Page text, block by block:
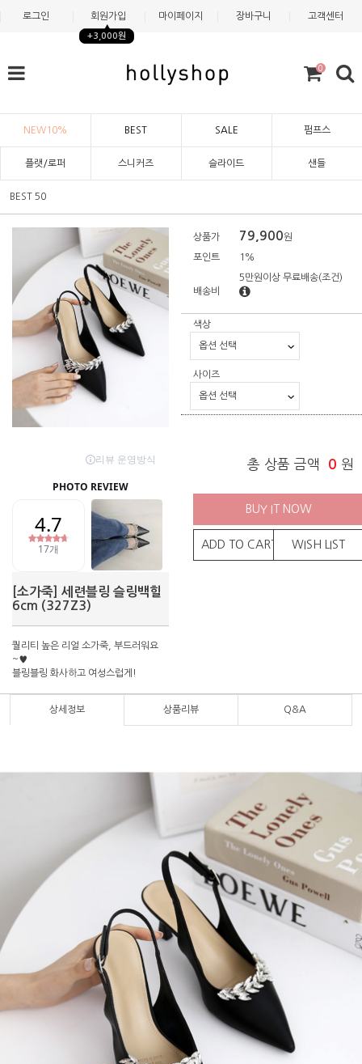
로그인 회원가입
+3,000원
마이페이지 장바구니 고객센터
0
NEW10% BEST SALE 펌프스
플랫/로퍼 스니커즈 슬라이드 샌들
BEST 50
[소가죽] 세련블링 슬링백힐
6cm (327Z3)
퀄리티 높은 리얼 소가죽, 부드러워요
~♥
블링블링 화사하고 여성스럽게!
상품가 79,900원
포인트 1%
배송비
5만원이상 무료배송(조건)
색상
사이즈
총 상품 금액 0 원
BUY IT NOW
ADD TO CART WISH LIST
상세정보 상품리뷰 Q&A